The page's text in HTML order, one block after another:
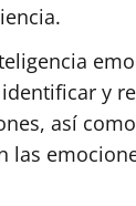
y
así
las